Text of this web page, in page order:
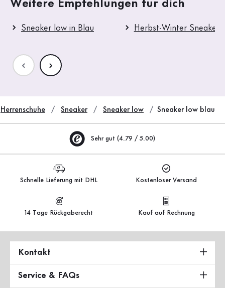
Weitere Empfehlungen für dich
Sneaker low in Blau Herbst-Winter Sneaker
Herrenschuhe Sneaker Sneaker low Sneaker low blau
Sehr gut (4.79 / 5.00)
Schnelle Lieferung mit DHL Kostenloser Versand
14 Tage Rückgaberecht Kauf auf Rechnung
Kontakt
Service & FAQs